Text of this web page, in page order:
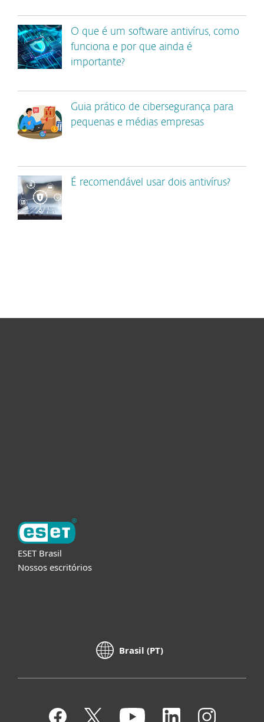
O que é um software antivírus, como
funciona e por que ainda é
importante?
Guia prático de cibersegurança para
pequenas e médias empresas
É recomendável usar dois antivírus?
ESET Brasil
Nossos escritórios
Brasil (PT)